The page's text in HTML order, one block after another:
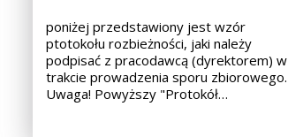
poniżej przedstawiony jest wzór
ptotokołu rozbieżności, jaki należy
podpisać z pracodawcą (dyrektorem) w
trakcie prowadzenia sporu zbiorowego.
Uwaga! Powyższy "Protokół…